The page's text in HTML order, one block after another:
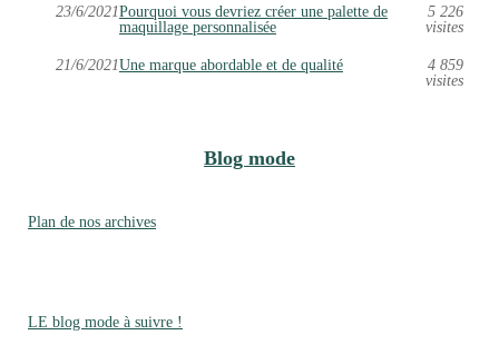
23/6/2021Pourquoi vous devriez créer une palette de
maquillage personnalisée
5 226
visites
21/6/2021Une marque abordable et de qualité
4 859
visites
Blog mode
Plan de nos archives
LE blog mode à suivre !